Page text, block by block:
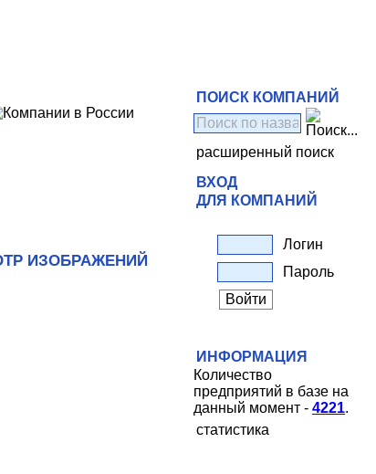
ИЗОБРАЖЕНИЙ
ПОИСК КОМПАНИЙ
расширенный поиск
ВХОД
ДЛЯ КОМПАНИЙ
Логин
Пароль
ИНФОРМАЦИЯ
Количество
предприятий в базе на
данный момент - 4221.
статистика